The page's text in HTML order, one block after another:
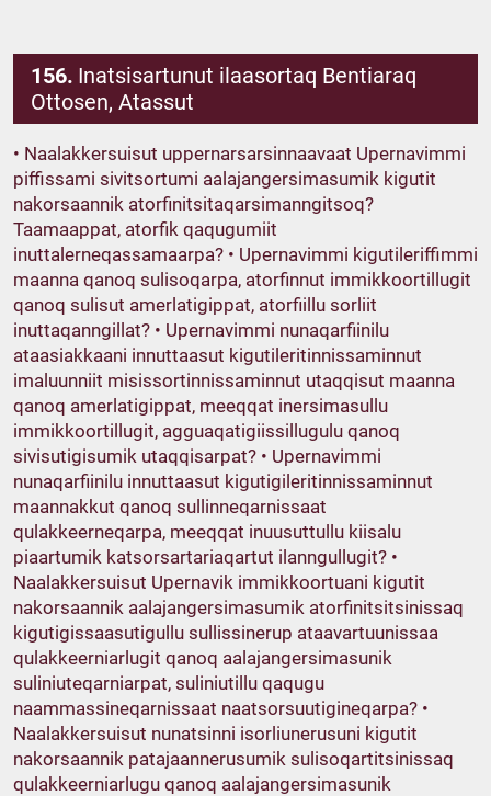
156. Inatsisartunut ilaasortaq Bentiaraq
Ottosen, Atassut
• Naalakkersuisut uppernarsarsinnaavaat Upernavimmi
piffissami sivitsortumi aalajangersimasumik kigutit
nakorsaannik atorfinitsitaqarsimanngitsoq?
Taamaappat, atorfik qaqugumiit
inuttalerneqassamaarpa? • Upernavimmi kigutileriffimmi
maanna qanoq sulisoqarpa, atorfinnut immikkoortillugit
qanoq sulisut amerlatigippat, atorfiillu sorliit
inuttaqanngillat? • Upernavimmi nunaqarfiinilu
ataasiakkaani innuttaasut kigutileritinnissaminnut
imaluunniit misissortinnissaminnut utaqqisut maanna
qanoq amerlatigippat, meeqqat inersimasullu
immikkoortillugit, agguaqatigiissillugulu qanoq
sivisutigisumik utaqqisarpat? • Upernavimmi
nunaqarfiinilu innuttaasut kigutigileritinnissaminnut
maannakkut qanoq sullinneqarnissaat
qulakkeerneqarpa, meeqqat inuusuttullu kiisalu
piaartumik katsorsartariaqartut ilanngullugit? •
Naalakkersuisut Upernavik immikkoortuani kigutit
nakorsaannik aalajangersimasumik atorfinitsitsinissaq
kigutigissaasutigullu sullissinerup ataavartuunissaa
qulakkeerniarlugit qanoq aalajangersimasunik
suliniuteqarniarpat, suliniutillu qaqugu
naammassineqarnissaat naatsorsuutigineqarpa? •
Naalakkersuisut nunatsinni isorliunerusuni kigutit
nakorsaannik patajaannerusumik sulisoqartitsinissaq
qulakkeerniarlugu qanoq aalajangersimasunik